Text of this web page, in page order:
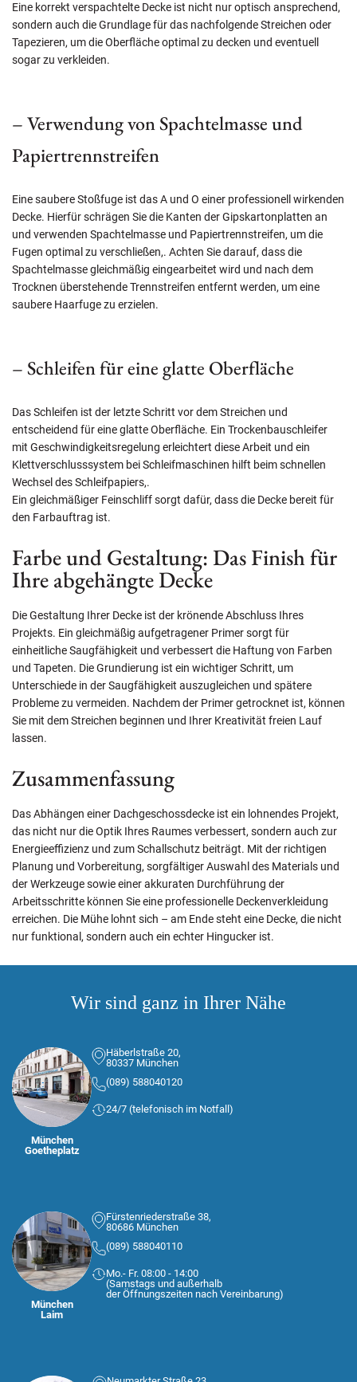
Eine korrekt verspachtelte Decke ist nicht nur optisch ansprechend,
sondern auch die Grundlage für das nachfolgende Streichen oder
Tapezieren, um die Oberfläche optimal zu decken und eventuell
sogar zu verkleiden.
– Verwendung von Spachtelmasse und
Papiertrennstreifen
Eine saubere Stoßfuge ist das A und O einer professionell wirkenden
Decke. Hierfür schrägen Sie die Kanten der Gipskartonplatten an
und verwenden Spachtelmasse und Papiertrennstreifen, um die
Fugen optimal zu verschließen,. Achten Sie darauf, dass die
Spachtelmasse gleichmäßig eingearbeitet wird und nach dem
Trocknen überstehende Trennstreifen entfernt werden, um eine
saubere Haarfuge zu erzielen.
– Schleifen für eine glatte Oberfläche
Das Schleifen ist der letzte Schritt vor dem Streichen und
entscheidend für eine glatte Oberfläche. Ein Trockenbauschleifer
mit Geschwindigkeitsregelung erleichtert diese Arbeit und ein
Klettverschlusssystem bei Schleifmaschinen hilft beim schnellen
Wechsel des Schleifpapiers,.
Ein gleichmäßiger Feinschliff sorgt dafür, dass die Decke bereit für
den Farbauftrag ist.
Farbe und Gestaltung: Das Finish für
Ihre abgehängte Decke
Die Gestaltung Ihrer Decke ist der krönende Abschluss Ihres
Projekts. Ein gleichmäßig aufgetragener Primer sorgt für
einheitliche Saugfähigkeit und verbessert die Haftung von Farben
und Tapeten. Die Grundierung ist ein wichtiger Schritt, um
Unterschiede in der Saugfähigkeit auszugleichen und spätere
Probleme zu vermeiden. Nachdem der Primer getrocknet ist, können
Sie mit dem Streichen beginnen und Ihrer Kreativität freien Lauf
lassen.
Zusammenfassung
Das Abhängen einer Dachgeschossdecke ist ein lohnendes Projekt,
das nicht nur die Optik Ihres Raumes verbessert, sondern auch zur
Energieeffizienz und zum Schallschutz beiträgt. Mit der richtigen
Planung und Vorbereitung, sorgfältiger Auswahl des Materials und
der Werkzeuge sowie einer akkuraten Durchführung der
Arbeitsschritte können Sie eine professionelle Deckenverkleidung
erreichen. Die Mühe lohnt sich – am Ende steht eine Decke, die nicht
nur funktional, sondern auch ein echter Hingucker ist.
Wir sind ganz in Ihrer Nähe
München
Goetheplatz
Häberlstraße 20,
80337 München
(089) 588040120
24/7 (telefonisch im Notfall)
München
Laim
Fürstenriederstraße 38,
80686 München
(089) 588040110
Mo.- Fr. 08:00 - 14:00
(Samstags und außerhalb
der Öffnungszeiten nach Vereinbarung)